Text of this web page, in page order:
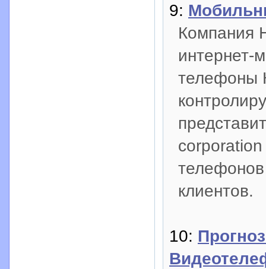
9:
Компания
интернет-
телефоны
телефонов
клиентов.
10: